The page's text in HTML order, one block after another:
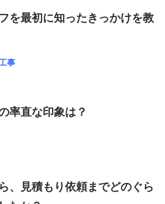
を最初に知ったきっかけを教
事
率直な印象は？
、見積もり依頼までどのぐら